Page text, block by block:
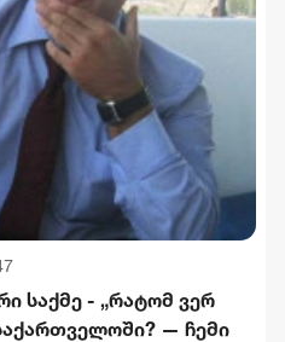
საქმე - „რატომ ვერ
— ჩემი